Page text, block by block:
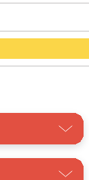
sạch.
cấp bằng nắp
sử dụng.
và van khóa
hiện nay.
514VAN